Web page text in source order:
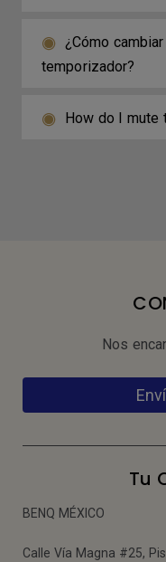
¿Cómo
temporizador?
How do I mute
Nos
Tu
BENQ MÉXICO
Calle Vía Magna #25,